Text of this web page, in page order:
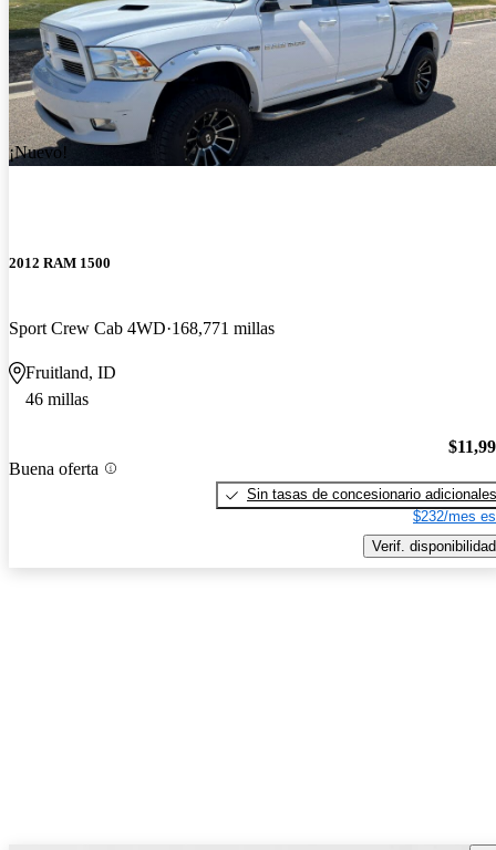
¡Nuevo!
2012 RAM 1500
Sport Crew Cab 4WD 168,771 millas
Fruitland, ID
46 millas
Buena oferta
Sin tasas de concesionario adicionales
$232/mes
Verif. disponibilidad